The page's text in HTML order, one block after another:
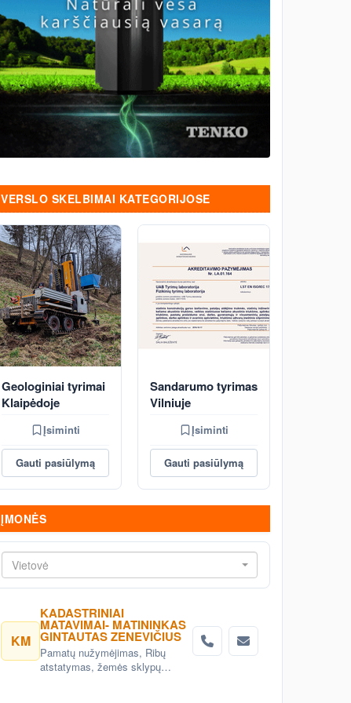
VERSLO SKELBIMAI KATEGORIJOSE
Geologiniai tyrimai
Klaipėdoje
Įsiminti
Gauti pasiūlymą
Sandarumo tyrimas
Vilniuje
Įsiminti
Gauti pasiūlymą
ĮMONĖS
Vietovė
KM
KADASTRINIAI
MATAVIMAI- MATININKAS
GINTAUTAS ZENEVIČIUS
Pamatų nužymėjimas, Ribų
atstatymas, žemės sklypų